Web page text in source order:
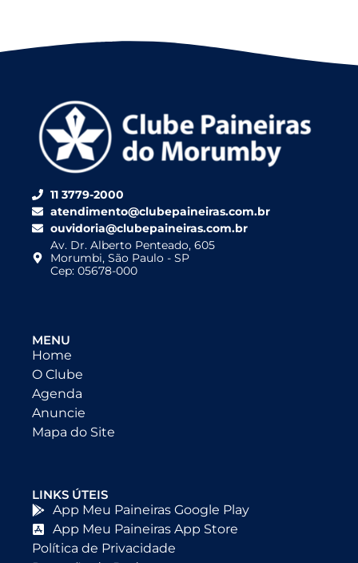
11 3779-2000
atendimento@clubepaineiras.com.br
ouvidoria@clubepaineiras.com.br
Av. Dr. Alberto Penteado, 605
Morumbi, São Paulo - SP
Cep: 05678-000
MENU
Home
O Clube
Agenda
Anuncie
Mapa do Site
LINKS ÚTEIS
App Meu Paineiras Google Play
App Meu Paineiras App Store
Política de Privacidade